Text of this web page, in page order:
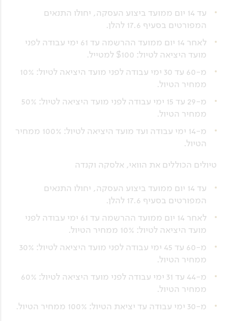
עד 14 יום ממועד ביצוע העסקה, יחולו התנאים
המפורטים בסעיף 17.6 להלן.
לאחר 14 יום ממועד ההרשמה עד 61 ימי עבודה לפני
מועד היציאה לטיול: $100 למטייל.
מ-60 עד 30 ימי עבודה לפני מועד היציאה לטיול: 10%
ממחיר הטיול.
מ-29 עד 15 ימי עבודה לפני מועד היציאה לטיול: 50%
ממחיר הטיול.
מ-14 ימי עבודה ועד מועד היציאה לטיול: 100% ממחיר
הטיול.
טיולים הכוללים את הוואי, אלסקה וקנדה
עד 14 יום ממועד ביצוע העסקה, יחולו התנאים
המפורטים בסעיף 17.6 להלן.
לאחר 14 יום ממועד ההרשמה עד 61 ימי עבודה לפני
מועד היציאה לטיול: 10% ממחיר הטיול.
מ-60 עד 45 ימי עבודה לפני מועד היציאה לטיול: 30%
ממחיר הטיול.
מ-44 עד 31 ימי עבודה לפני מועד היציאה לטיול: 60%
ממחיר הטיול.
מ-30 ימי עבודה עד יציאת הטיול: 100% ממחיר הטיול.